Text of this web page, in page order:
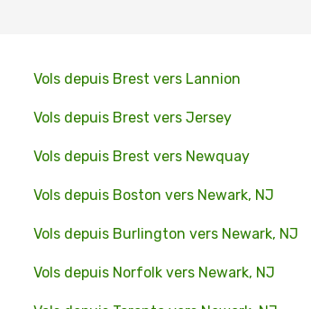
Vols depuis Brest vers Lannion
Vols depuis Brest vers Jersey
Vols depuis Brest vers Newquay
Vols depuis Boston vers Newark, NJ
Vols depuis Burlington vers Newark, NJ
Vols depuis Norfolk vers Newark, NJ